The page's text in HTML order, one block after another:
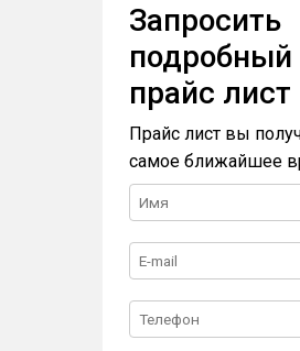
Запросить
подробный
прайс лист
Прайс лист вы
самое ближайшее